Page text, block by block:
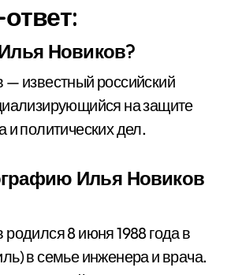
Новиков?
известный российский
на защите
и политических дел.
Илья Новиков
8 июня 1988 года в
в семье инженера и врача.